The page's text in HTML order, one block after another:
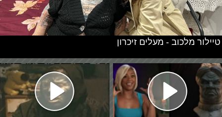
טיילור מלכוב - מעלים זיכרון